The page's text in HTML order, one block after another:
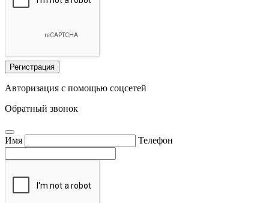
Регистрация
Авторизация с помощью соцсетей
Обратный звонок
Имя Телефон